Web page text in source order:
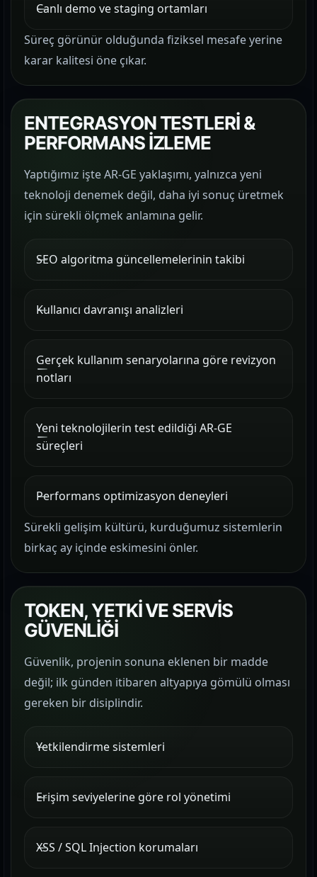
Canlı demo ve staging ortamları
Süreç görünür olduğunda fiziksel mesafe yerine
karar kalitesi öne çıkar.
ENTEGRASYON TESTLERİ &
PERFORMANS İZLEME
Yaptığımız işte AR-GE yaklaşımı, yalnızca yeni
teknoloji denemek değil, daha iyi sonuç üretmek
için sürekli ölçmek anlamına gelir.
SEO algoritma güncellemelerinin takibi
Kullanıcı davranışı analizleri
Gerçek kullanım senaryolarına göre revizyon
notları
Yeni teknolojilerin test edildiği AR-GE
süreçleri
Performans optimizasyon deneyleri
Sürekli gelişim kültürü, kurduğumuz sistemlerin
birkaç ay içinde eskimesini önler.
TOKEN, YETKİ VE SERVİS
GÜVENLİĞİ
Güvenlik, projenin sonuna eklenen bir madde
değil; ilk günden itibaren altyapıya gömülü olması
gereken bir disiplindir.
Yetkilendirme sistemleri
Erişim seviyelerine göre rol yönetimi
XSS / SQL Injection korumaları